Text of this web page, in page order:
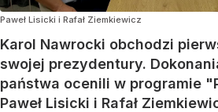
Paweł Lisicki i Rafał Ziemkiewicz
Karol Nawrocki obchodzi
swojej prezydentury.
państwa ocenili w programie
Paweł Lisicki i Rafał